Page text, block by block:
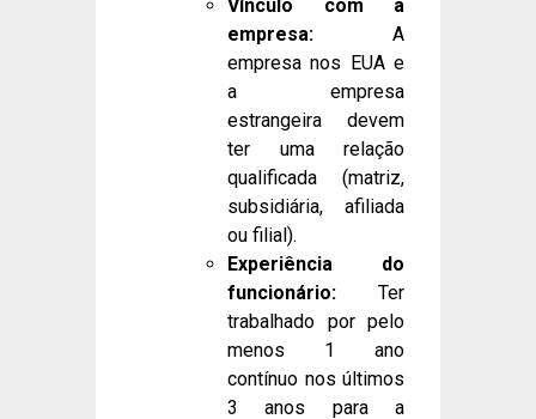
Vínculo com a
empresa: A
empresa nos EUA e
a empresa
estrangeira devem
ter uma relação
qualificada (matriz,
subsidiária, afiliada
ou filial).
Experiência do
funcionário: Ter
trabalhado por pelo
menos 1 ano
contínuo nos últimos
3 anos para a